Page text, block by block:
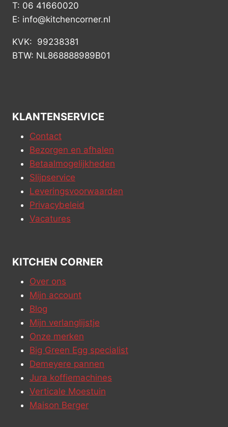
T: 06 41660020
E: info@kitchencorner.nl
KVK: 99238381
BTW: NL868888989B01
KLANTENSERVICE
Contact
Bezorgen en afhalen
Betaalmogelijkheden
Slijpservice
Leveringsvoorwaarden
Privacybeleid
Vacatures
KITCHEN CORNER
Over ons
Mijn account
Blog
Mijn verlanglijstje
Onze merken
Big Green Egg specialist
Demeyere pannen
Jura koffiemachines
Verticale Moestuin
Maison Berger